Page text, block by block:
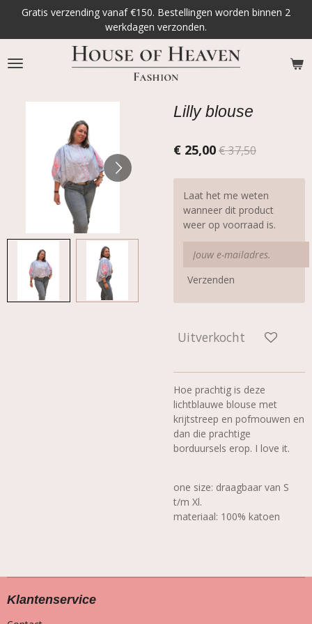
naar
de
hoofdinhoud
Gratis verzending vanaf €150. Bestellingen worden binnen 2
werkdagen verzonden.
Lilly blouse
€ 25,00€ 37,50
Laat het me weten
wanneer dit product
weer op voorraad is.
Verzenden
Uitverkocht
Hoe prachtig is deze
lichtblauwe blouse met
krijtstreep en pofmouwen en
dan die prachtige
borduursels erop. I love it.
one size: draagbaar van S
t/m Xl.
materiaal: 100% katoen
Klantenservice